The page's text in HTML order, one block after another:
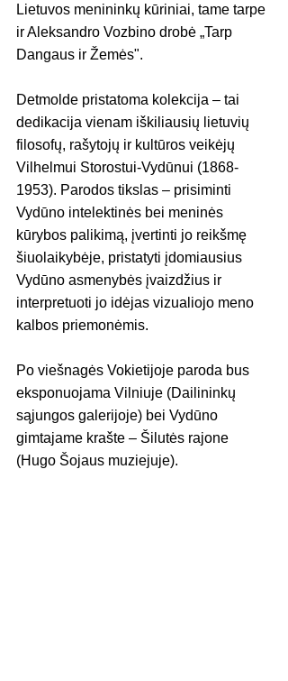
Lietuvos menininkų kūriniai, tame tarpe
ir Aleksandro Vozbino drobė „Tarp
Dangaus ir Žemės".
Detmolde pristatoma kolekcija – tai
dedikacija vienam iškiliausių lietuvių
filosofų, rašytojų ir kultūros veikėjų
Vilhelmui Storostui-Vydūnui (1868-
1953). Parodos tikslas – prisiminti
Vydūno intelektinės bei meninės
kūrybos palikimą, įvertinti jo reikšmę
šiuolaikybėje, pristatyti įdomiausius
Vydūno asmenybės įvaizdžius ir
interpretuoti jo idėjas vizualiojo meno
kalbos priemonėmis.
Po viešnagės Vokietijoje paroda bus
eksponuojama Vilniuje (Dailininkų
sąjungos galerijoje) bei Vydūno
gimtajame krašte – Šilutės rajone
(Hugo Šojaus muziejuje).